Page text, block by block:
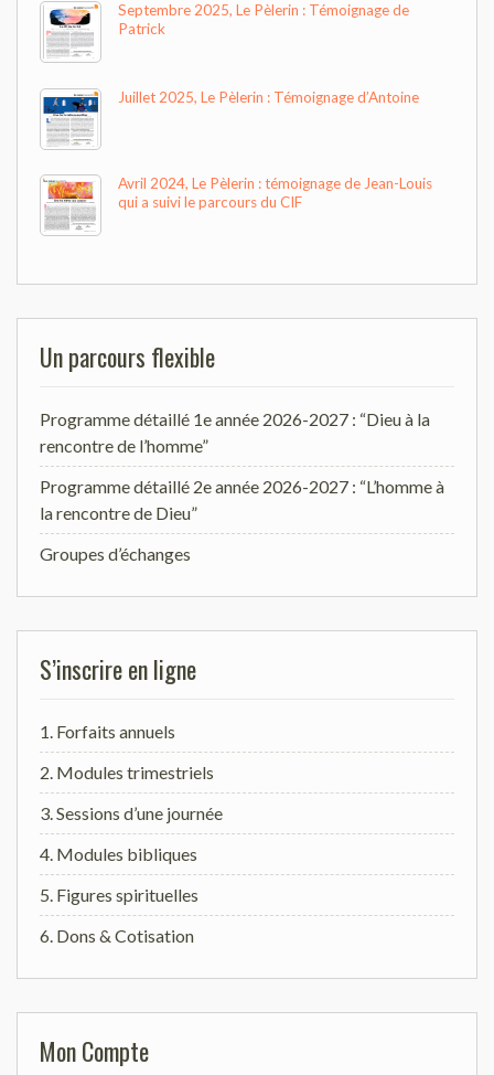
Septembre 2025, Le Pèlerin : Témoignage de
Patrick
Juillet 2025, Le Pèlerin : Témoignage d’Antoine
Avril 2024, Le Pèlerin : témoignage de Jean-Louis
qui a suivi le parcours du CIF
Un parcours flexible
Programme détaillé 1e année 2026-2027 : “Dieu à la
rencontre de l’homme”
Programme détaillé 2e année 2026-2027 : “L’homme à
la rencontre de Dieu”
Groupes d’échanges
S’inscrire en ligne
1. Forfaits annuels
2. Modules trimestriels
3. Sessions d’une journée
4. Modules bibliques
5. Figures spirituelles
6. Dons & Cotisation
Mon Compte